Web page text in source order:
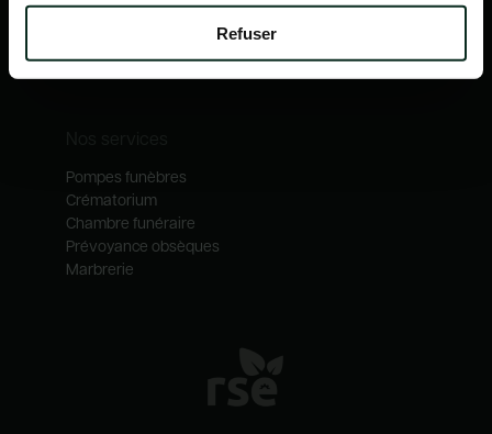
Refuser
Notre catalogue
Nos métiers
Pompes funèbres
Crématorium
Chambre funéraire
Prévoyance obsèques
Marbrerie